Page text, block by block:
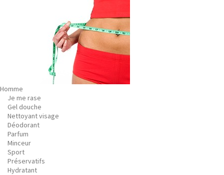
Homme
Je me rase
Gel douche
Nettoyant visage
Déodorant
Parfum
Minceur
Sport
Préservatifs
Hydratant